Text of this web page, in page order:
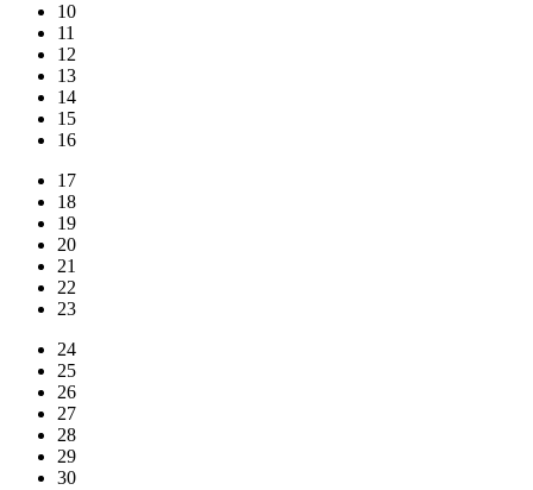
10
11
12
13
14
15
16
17
18
19
20
21
22
23
24
25
26
27
28
29
30